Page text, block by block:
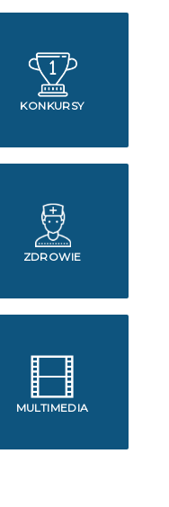
KONKURSY
ZDROWIE
MULTIMEDIA